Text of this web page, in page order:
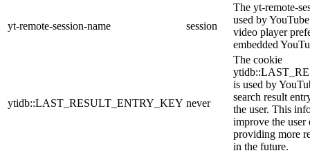
yt-remote-session-name session
The yt-remote-
used by
video player
embedded
ytidb::LAST_RESULT_ENTRY_KEY never
The cookie
is used by
search result
the user. This
improve the user
providing more
in the future.